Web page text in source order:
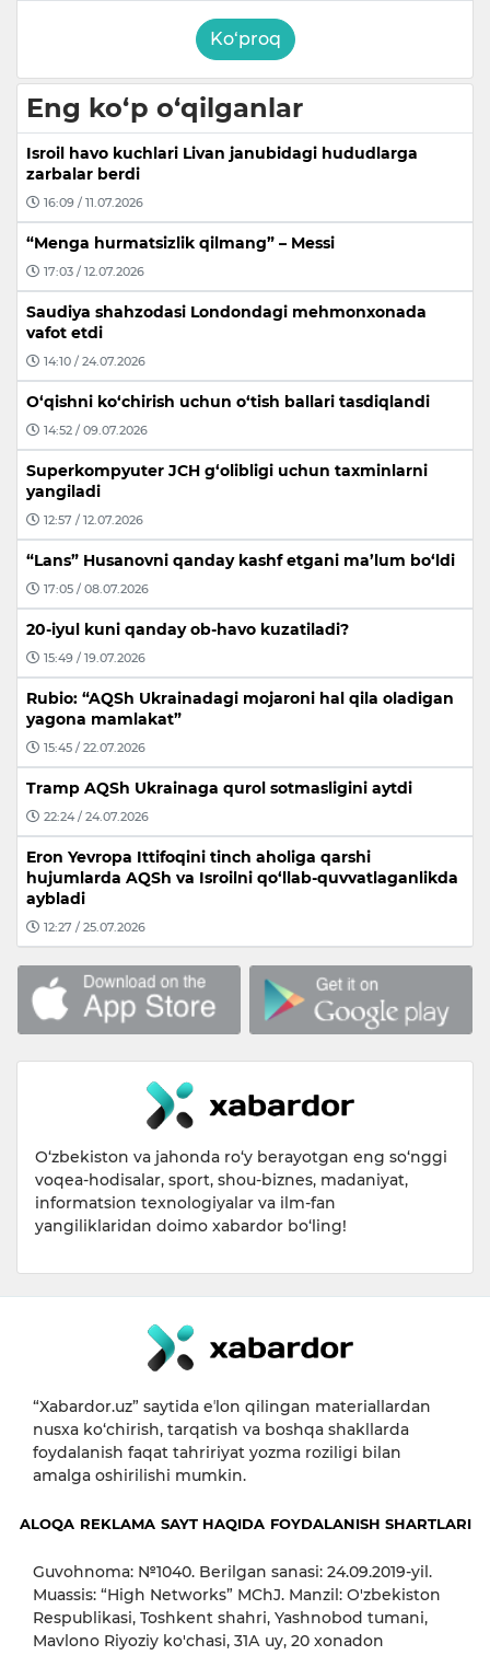
Ko‘proq
Eng ko‘p o‘qilganlar
Isroil havo kuchlari Livan janubidagi hududlarga
zarbalar berdi
16:09 / 11.07.2026
“Menga hurmatsizlik qilmang” – Messi
17:03 / 12.07.2026
Saudiya shahzodasi Londondagi mehmonxonada
vafot etdi
14:10 / 24.07.2026
O‘qishni ko‘chirish uchun o‘tish ballari tasdiqlandi
14:52 / 09.07.2026
Superkompyuter JCH g‘olibligi uchun taxminlarni
yangiladi
12:57 / 12.07.2026
“Lans” Husanovni qanday kashf etgani ma’lum bo‘ldi
17:05 / 08.07.2026
20-iyul kuni qanday ob-havo kuzatiladi?
15:49 / 19.07.2026
Rubio: “AQSh Ukrainadagi mojaroni hal qila oladigan
yagona mamlakat”
15:45 / 22.07.2026
Tramp AQSh Ukrainaga qurol sotmasligini aytdi
22:24 / 24.07.2026
Eron Yevropa Ittifoqini tinch aholiga qarshi
hujumlarda AQSh va Isroilni qo‘llab-quvvatlaganlikda
aybladi
12:27 / 25.07.2026
O‘zbekiston va jahonda ro‘y berayotgan eng so‘nggi
voqea-hodisalar, sport, shou-biznes, madaniyat,
informatsion texnologiyalar va ilm-fan
yangiliklaridan doimo xabardor bo‘ling!
“Xabardor.uz” saytida eʼlon qilingan materiallardan
nusxa ko‘chirish, tarqatish va boshqa shakllarda
foydalanish faqat tahririyat yozma roziligi bilan
amalga oshirilishi mumkin.
ALOQA REKLAMA SAYT HAQIDA FOYDALANISH SHARTLARI
Guvohnoma: №1040. Berilgan sanasi: 24.09.2019-yil.
Muassis: “High Networks” MChJ. Manzil: O'zbekiston
Respublikasi, Toshkent shahri, Yashnobod tumani,
Mavlono Riyoziy ko'chasi, 31А uy, 20 xonadon